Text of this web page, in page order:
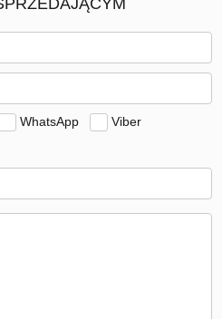
WhatsApp
Viber